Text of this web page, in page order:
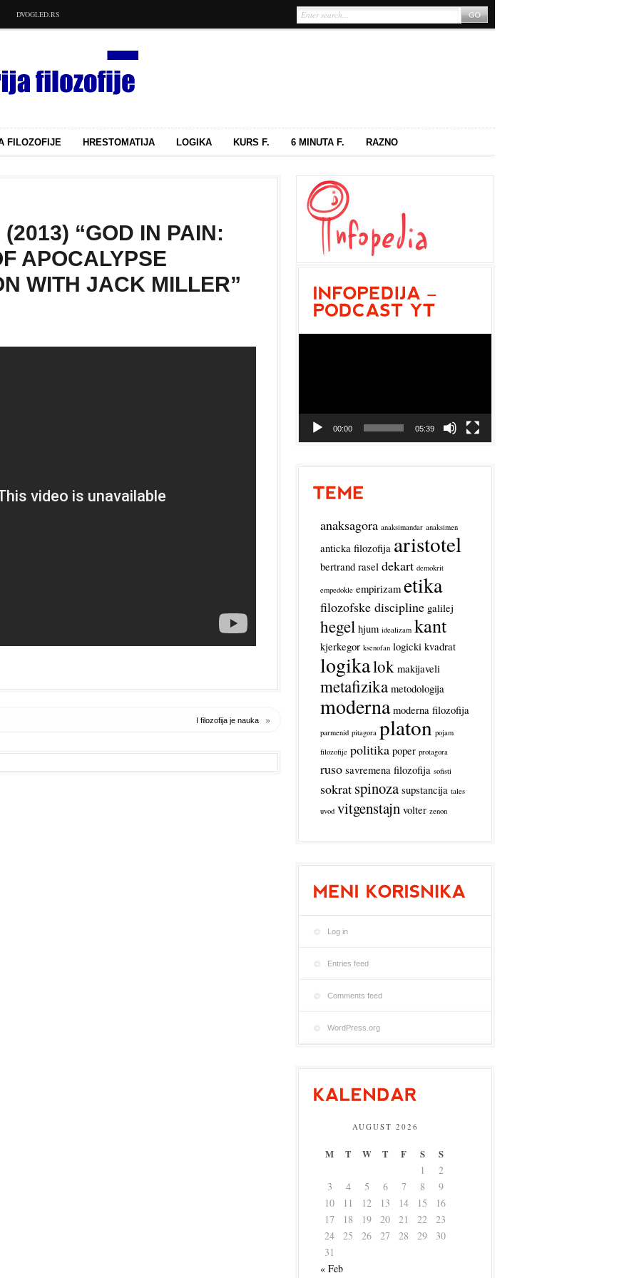
DVOGLED.RS
FILOZOFIJE HRESTOMATIJA LOGIKA KURS F. 6 MINUTA F. RAZNO
“GOD IN PAIN:
APOCALYPSE
WITH JACK MILLER”
I filozofija je nauka »
00:00 05:39
anaksagora anaksimandar anaksimen
anticka filozofija aristotel
bertrand rasel dekart demokrit
empedokle empirizam etika
filozofske discipline galilej
hegel hjum idealizam kant
kjerkegor ksenofan logicki kvadrat
logikalok makijaveli
metafizika metodologija
moderna moderna filozofija
parmenid pitagora platon pojam
filozofije politika poper protagora
ruso savremena filozofija sofisti
sokrat spinoza supstancija tales
uvod vitgenstajn volter zenon
Log in
Entries feed
Comments feed
WordPress.org
AUGUST 2026
M T W T F S S
1
2
3
4 5 6 7 8
9
10
11 12 13 14 15
16
17
18 19 20 21 22
23
24
25 26 27 28 29
30
31
« Feb